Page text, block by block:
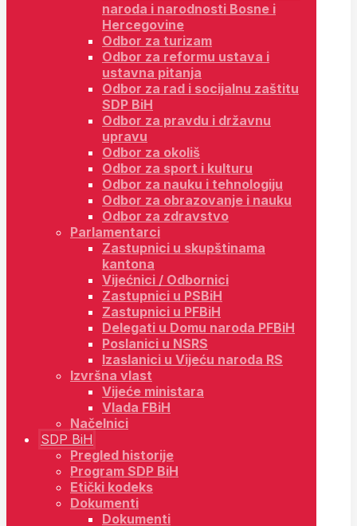
naroda i narodnosti Bosne i
Hercegovine
Odbor za turizam
Odbor za reformu ustava i
ustavna pitanja
Odbor za rad i socijalnu zaštitu
SDP BiH
Odbor za pravdu i državnu
upravu
Odbor za okoliš
Odbor za sport i kulturu
Odbor za nauku i tehnologiju
Odbor za obrazovanje i nauku
Odbor za zdravstvo
Parlamentarci
Zastupnici u skupštinama
kantona
Vijećnici / Odbornici
Zastupnici u PSBiH
Zastupnici u PFBiH
Delegati u Domu naroda PFBiH
Poslanici u NSRS
Izaslanici u Vijeću naroda RS
Izvršna vlast
Vijeće ministara
Vlada FBiH
Načelnici
SDP BiH
Pregled historije
Program SDP BiH
Etički kodeks
Dokumenti
Dokumenti